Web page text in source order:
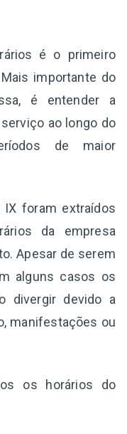
é o primeiro
importante do
é entender a
ao longo do
de maior
IX foram extraídos
da empresa
Apesar de serem
alguns casos os
divergir devido a
manifestações ou
os horários do